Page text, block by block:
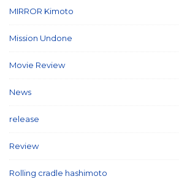
MIRROR Kimoto
Mission Undone
Movie Review
News
release
Review
Rolling cradle hashimoto